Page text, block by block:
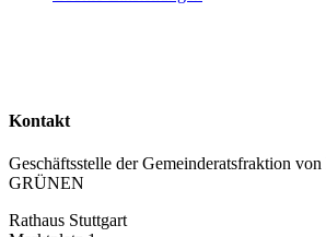
Kontakt
Geschäftsstelle der Gemeinderatsfraktion
GRÜNEN
Rathaus Stuttgart